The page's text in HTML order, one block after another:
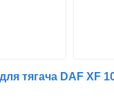
тягача DAF XF